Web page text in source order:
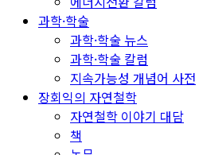
과학·학술
과학·학술 뉴스
과학·학술 칼럼
지속가능성 개념어 사전
장회익의 자연철학
자연철학 이야기 대담
책